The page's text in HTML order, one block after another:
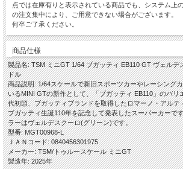
点では在庫有りと表示されている商品でも、システム上
の注文集中により、ご用意できない場合がございます。
何卒ご了承ください。
商品仕様
製品名: TSM ミニGT 1/64 ブガッティ EB110 GT ヴェルデ
ドル
商品説明: 1/64スケールで新旧スポーツカーやレーシング
いるMINI GTの新作として、「ブガッティ EB110」のバリ
代初頭、ブガッティブランドを取得したロマーノ・アルテ
ブガッティ生誕110年を記念して発表したスーパーカーで
ラーはヴェルデスクーロ(グリーン)です。
型番: MGT00968-L
ＪＡＮコード: 0840456301975
メーカー: TSM/トゥルースケール ミニGT
製造年: 2025年